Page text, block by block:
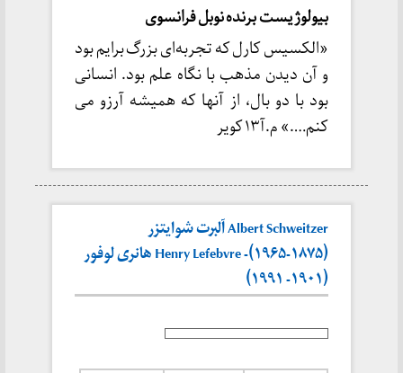
بیولوژیست برنده نوبل فرانسوی
«الکسیس کارل که تجربه‌ای بزرگ برایم بود
و آن دیدن مذهب با نگاه علم بود. انسانی
بود با دو بال، از آنها که همیشه آرزو می
کنم….» م.آ۱۳ کویر
Albert Schweitzer آلبرت شوایتزر
(۱۸۷۵-۱۹۶۵)- Henry Lefebvre هانری لوفور
(۱۹۰۱- ۱۹۹۱)